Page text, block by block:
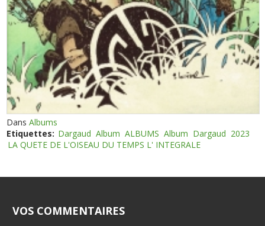
DansAlbums
Etiquettes: Dargaud Album ALBUMS Album Dargaud 2023
LA QUETE DE L'OISEAU DU TEMPS L' INTEGRALE
VOS COMMENTAIRES